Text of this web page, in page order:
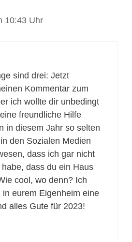
10:43 Uhr
sind drei: Jetzt
Kommentar zum
ich wollte dir unbedingt
freundliche Hilfe
in diesem Jahr so selten
den Sozialen Medien
dass ich gar nicht
dass du ein Haus
cool, wo denn? Ich
in eurem Eigenheim eine
alles Gute für 2023!